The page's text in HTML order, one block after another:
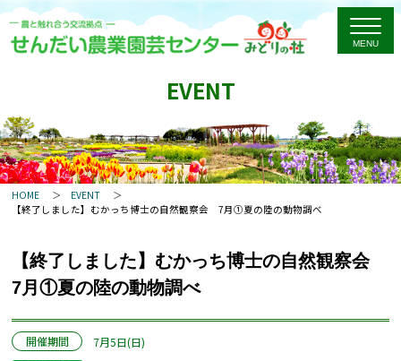
EVENT
HOME
EVENT
【終了しました】むかっち博士の自然観察会 7月①夏の陸の動物調べ
【終了しました】むかっち博士の自然観察会
7月①夏の陸の動物調べ
開催期間 7月5日(日)